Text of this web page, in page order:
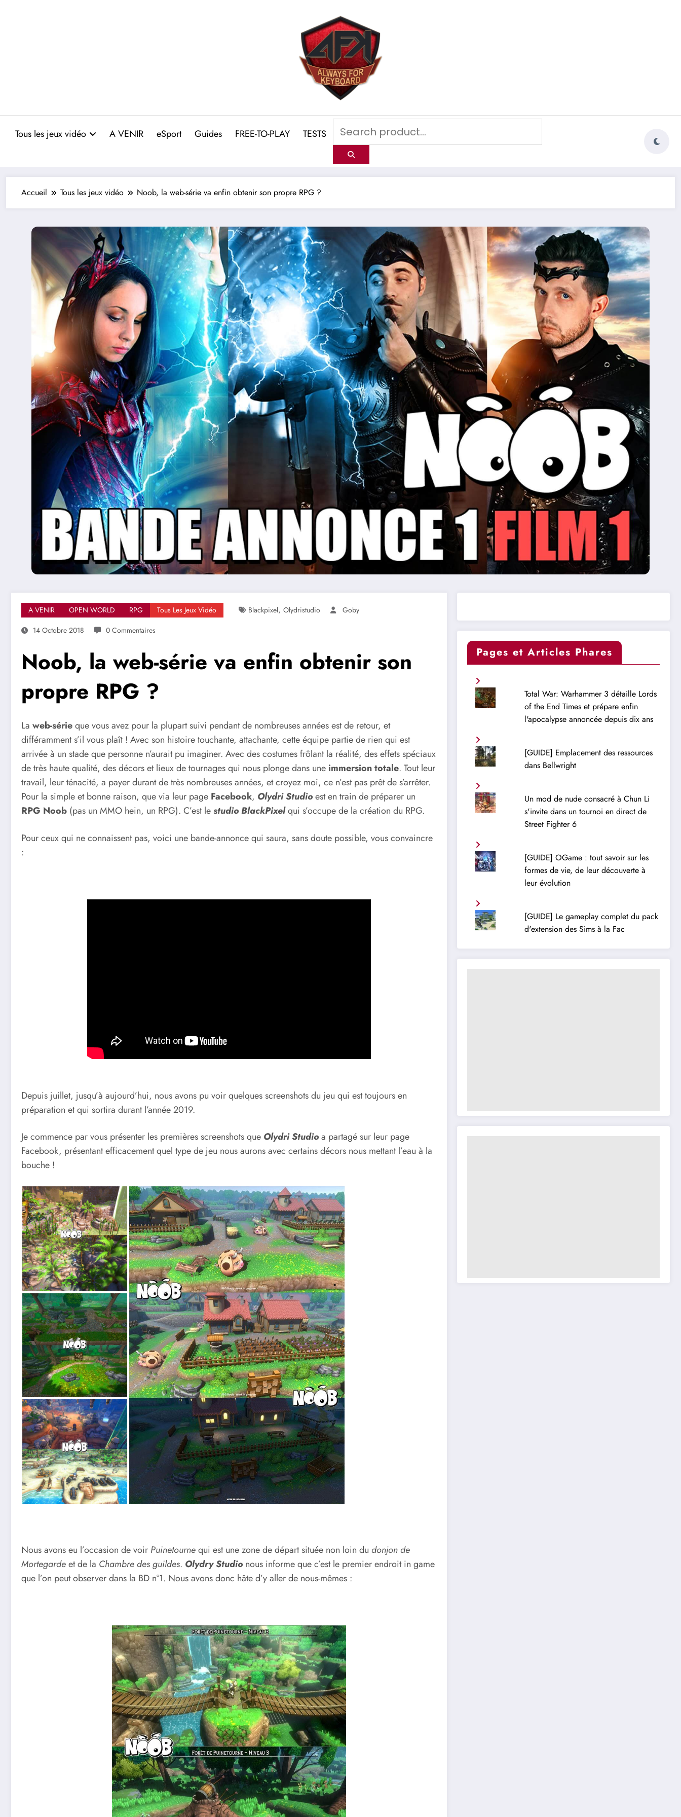
Tous les jeux vidéo A VENIR eSport Guides FREE-TO-PLAY TESTS
Accueil Tous les jeux vidéo Noob, la web-série va enfin obtenir son propre RPG ?
A VENIR OPEN WORLD RPG Tous Les Jeux Vidéo Blackpixel, Olydristudio
Goby
14 Octobre 2018
0 Commentaires
Noob, la web-série va enfin obtenir son
propre RPG ?
La web-sérieque vous avez pour la plupart suivi pendant de nombreuses années est de retour, et
différamment s’il vous plaît ! Avec son histoire touchante, attachante, cette équipe partie de rien qui est
arrivée à un stade que personne n’aurait pu imaginer. Avec des costumes frôlant la réalité, des effets spéciaux
de très haute qualité, des décors et lieux de tournages qui nous plonge dans une immersion totale. Tout leur
travail, leur ténacité, a payer durant de très nombreuses années, et croyez moi, ce n’est pas prêt de s’arrêter.
Pour la simple et bonne raison, que via leur page Facebook, Olydri Studioest en train de préparer un
RPG Noob (pas un MMO hein, un RPG). C’est lestudio BlackPixelqui s’occupe de la création du RPG.
Pour ceux qui ne connaissent pas, voici une bande-annonce qui saura, sans doute possible, vous convaincre
:
Depuis juillet, jusqu’à aujourd’hui, nous avons pu voir quelques screenshots du jeu qui est toujours en
préparation et qui sortira durant l’année 2019.
Je commence par vous présenter les premières screenshots que Olydri Studioa partagé sur leur page
Facebook, présentant efficacement quel type de jeu nous aurons avec certains décors nous mettant l’eau à la
bouche !
Nous avons eu l’occasion de voir Puinetournequi est une zone de départ située non loin du donjon de
Mortegardeet de la Chambre des guildes. Olydry Studio nous informe que c’est le premier endroit in game
que l’on peut observer dans la BD n°1. Nous avons donc hâte d’y aller de nous-mêmes :
Pages et Articles Phares
Total War: Warhammer 3 détaille Lords
of the End Times et prépare enfin
l'apocalypse annoncée depuis dix ans
[GUIDE] Emplacement des ressources
dans Bellwright
Un mod de nude consacré à Chun Li
s'invite dans un tournoi en direct de
Street Fighter 6
[GUIDE] OGame : tout savoir sur les
formes de vie, de leur découverte à
leur évolution
[GUIDE] Le gameplay complet du pack
d'extension des Sims à la Fac